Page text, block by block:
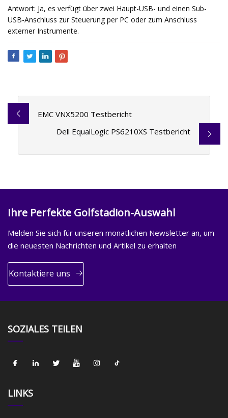
Antwort: Ja, es verfügt über zwei Haupt-USB- und einen Sub-
USB-Anschluss zur Steuerung per PC oder zum Anschluss
externer Instrumente.
EMC VNX5200 Testbericht
Dell EqualLogic PS6210XS Testbericht
Ihre Perfekte Golfstadion-Auswahl
Melden Sie sich für unseren monatlichen Newsletter an, um
die neuesten Nachrichten und Artikel zu erhalten
Kontaktiere uns
SOZIALES TEILEN
LINKS